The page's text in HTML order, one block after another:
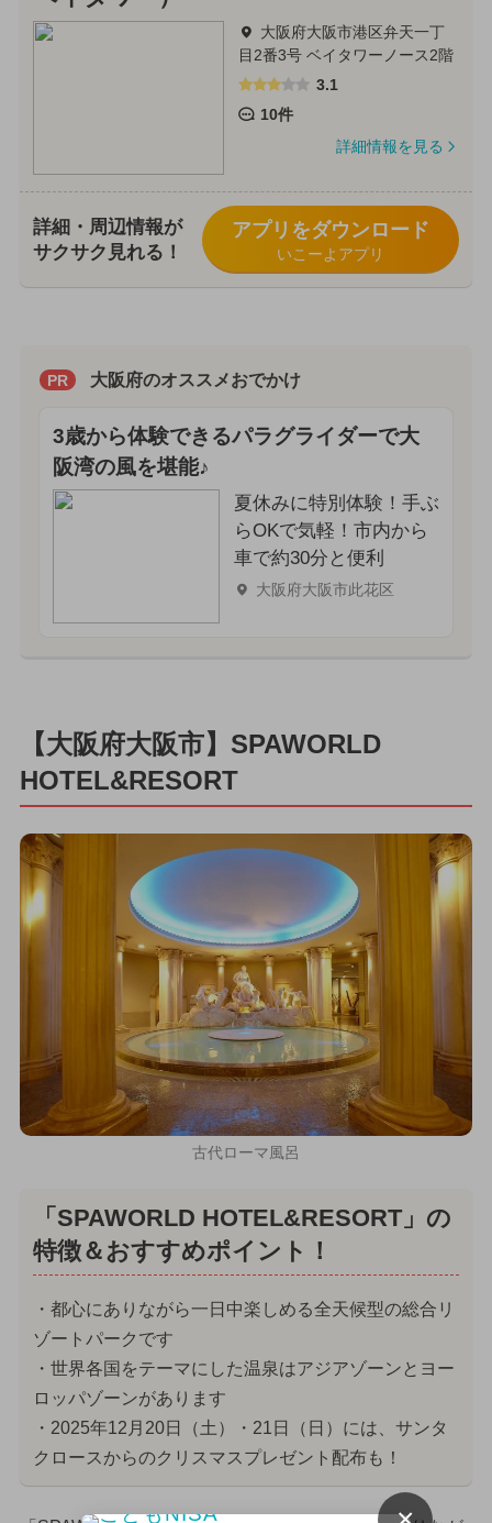
大阪府大阪市港区弁天一丁
目2番3号 ベイタワーノース2階
3.1
10件
詳細情報を見る
詳細・周辺情報が
サクサク見れる！
アプリをダウンロード
いこーよアプリ
PR 大阪府のオススメおでかけ
3歳から体験できるパラグライダーで大
阪湾の風を堪能♪
夏休みに特別体験！手ぶ
らOKで気軽！市内から
車で約30分と便利
大阪府大阪市此花区
【大阪府大阪市】SPAWORLD
HOTEL&RESORT
古代ローマ風呂
「SPAWORLD HOTEL&RESORT」の
特徴＆おすすめポイント！
・都心にありながら一日中楽しめる全天候型の総合リ
ゾートパークです
・世界各国をテーマにした温泉はアジアゾーンとヨー
ロッパゾーンがあります
・2025年12月20日（土）・21日（日）には、サンタ
クロースからのクリスマスプレゼント配布も！